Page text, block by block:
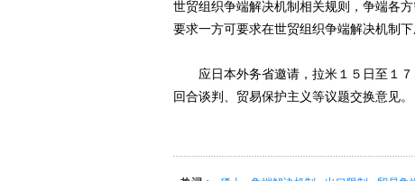
世贸组织争端解决机制相关规则，争端各
要求一方可要求在世贸组织争端解决机制下
应日本外务省邀请，拉米１５日至１７
回合谈判、贸易保护主义等议题交换意见。